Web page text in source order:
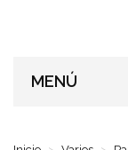
MENÚ